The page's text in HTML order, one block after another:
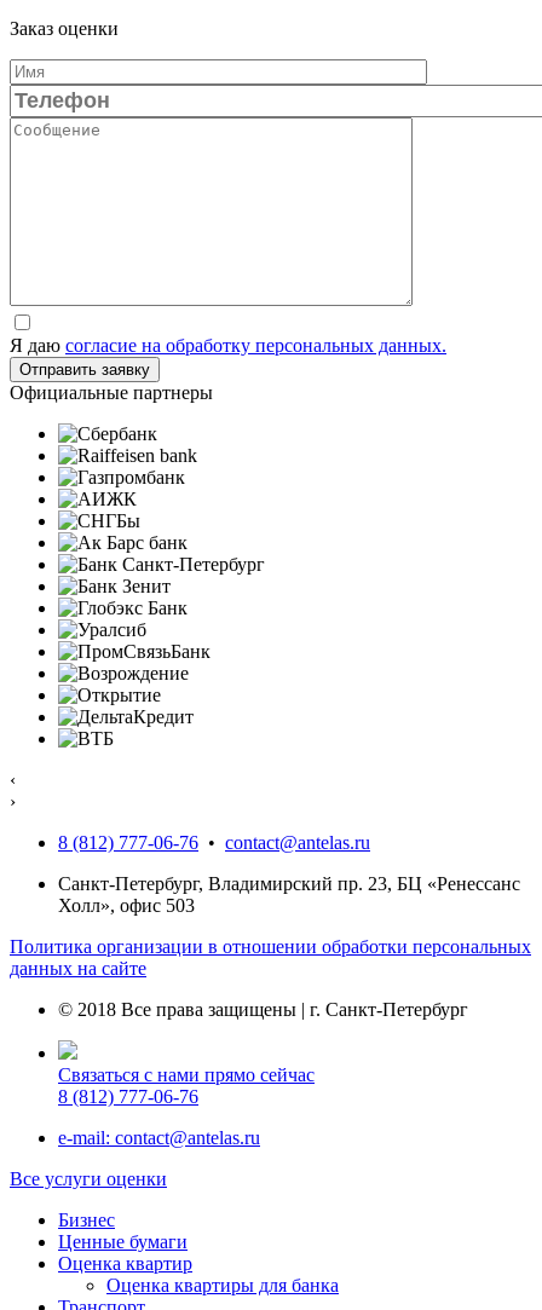
Заказ оценки
Я даю согласие на обработку персональных данных.
Официальные партнеры
‹
›
8 (812) 777-06-76 • contact@antelas.ru
Санкт-Петербург, Владимирский пр. 23, БЦ «Ренессанс
Холл», офис 503
Политика организации в отношении обработки персональных
данных на сайте
© 2018 Все права защищены | г. Санкт-Петербург
Связаться с нами прямо сейчас
8 (812) 777-06-76
e-mail: contact@antelas.ru
Все услуги оценки
Бизнес
Ценные бумаги
Оценка квартир
Оценка квартиры для банка